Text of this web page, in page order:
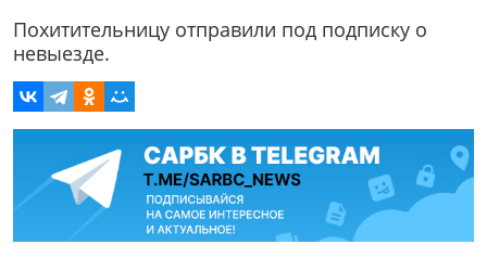
Похитительницу отправили под подписку о
невыезде.